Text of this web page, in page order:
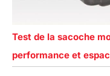
Test de la sacoche
performance et